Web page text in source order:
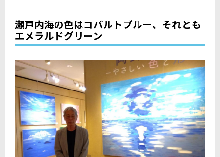
瀬戸内海の色はコバルトブルー、それとも
エメラルドグリーン